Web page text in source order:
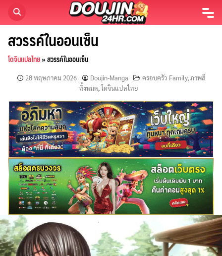
สวรรค์ในออนเซ็น
โดจินแปลไทย»สวรรค์ในออนเซ็น
28 พฤษภาคม 2026 Doujin-Manga ครอบครัว Family,ภาพสี
ทั้งหมด,โดจินแปลไทย